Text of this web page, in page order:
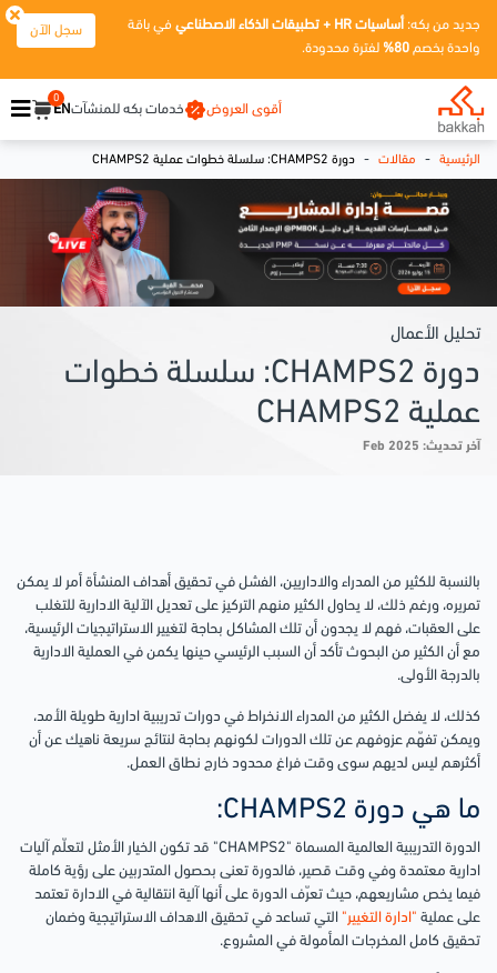
جديد من بكه: أساسيات HR + تطبيقات الذكاء الاصطناعي
في باقة
واحدة بخصم 80% لفترة محدودة.
سجل الآن
أقوى العروض خدمات بكه للمنشآتEN
0
الرئيسية - مقالات - دورة CHAMPS2: سلسلة خطوات عملية CHAMPS2
تحليل الأعمال
دورة CHAMPS2: سلسلة خطوات
عملية CHAMPS2
آخر تحديث: Feb 2025
بالنسبة للكثير من المدراء والاداريين، الفشل في تحقيق أهداف المنشأة أمر لا يمكن
تمريره، ورغم ذلك، لا يحاول الكثير منهم التركيز على تعديل الآلية الادارية للتغلب
على العقبات، فهم لا يجدون أن تلك المشاكل بحاجة لتغيير الاستراتيجيات الرئيسية،
مع أن الكثير من البحوث تأكد أن السبب الرئيسي حينها يكمن في العملية الادارية
بالدرجة الأولى.
كذلك، لا يفضل الكثير من المدراء الانخراط في دورات تدريبية ادارية طويلة الأمد،
ويمكن تفهّم عزوفهم عن تلك الدورات لكونهم بحاجة لنتائج سريعة ناهيك عن أن
أكثرهم ليس لديهم سوى وقت فراغ محدود خارج نطاق العمل.
ما هي دورة CHAMPS2:
الدورة التدريبية العالمية المسماة "CHAMPS2" قد تكون الخيار الأمثل لتعلّم آليات
ادارية معتمدة وفي وقت قصير، فالدورة تعنى بحصول المتدربين على رؤية كاملة
فيما يخص مشاريعهم، حيث تعرّف الدورة على أنها آلية انتقالية في الادارة تعتمد
على عملية "ادارة التغيير" التي تساعد في تحقيق الاهداف الاستراتيجية وضمان
تحقيق كامل المخرجات المأمولة في المشروع.